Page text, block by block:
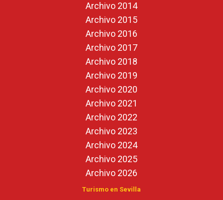
Archivo 2014
Archivo 2015
Archivo 2016
Archivo 2017
Archivo 2018
Archivo 2019
Archivo 2020
Archivo 2021
Archivo 2022
Archivo 2023
Archivo 2024
Archivo 2025
Archivo 2026
Turismo en Sevilla